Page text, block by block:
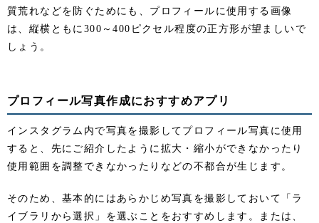
質荒れなどを防ぐためにも、プロフィールに使用する画像
は、縦横ともに300～400ピクセル程度の正方形が望ましいで
しょう。
プロフィール写真作成におすすめアプリ
インスタグラム内で写真を撮影してプロフィール写真に使用
すると、先にご紹介したように拡大・縮小ができなかったり
使用範囲を調整できなかったりなどの不都合が生じます。
そのため、基本的にはあらかじめ写真を撮影しておいて「ラ
イブラリから選択」を選ぶことをおすすめします。または、